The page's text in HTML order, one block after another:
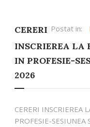
Postat in:
CERERI
INSCRIEREA LA
IN PROFESIE-
2026
CERERI INSCRIEREA
PROFESIE-